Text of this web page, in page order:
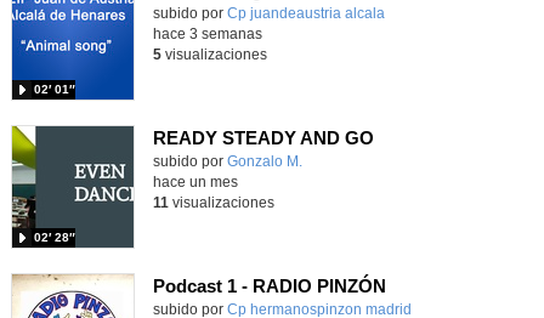
Contenido educativo.
subido por Cp juandeaustria alcala
02′ 01″
hace 3 semanas
5visualizaciones
READY STEADY AND GO
Contenido educativo.
subido por Gonzalo M.
02′ 28″
hace un mes
11 visualizaciones
Podcast 1 - RADIO PINZÓN
Contenido educativo.
subido por Cp hermanospinzon madrid